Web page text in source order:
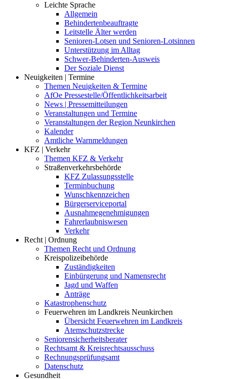
Leichte Sprache
Allgemein
Behindertenbeauftragte
Leitstelle Älter werden
Senioren-Lotsen und Senioren-Lotsinnen
Unterstützung im Alltag
Schwer-Behinderten-Ausweis
Der Soziale Dienst
Neuigkeiten | Termine
Themen Neuigkeiten & Termine
AfOe Pressestelle/Öffentlichkeitsarbeit
News | Pressemitteilungen
Veranstaltungen und Termine
Veranstaltungen der Region Neunkirchen
Kalender
Amtliche Warnmeldungen
KFZ | Verkehr
Themen KFZ & Verkehr
Straßenverkehrsbehörde
KFZ Zulassungsstelle
Terminbuchung
Wunschkennzeichen
Bürgerserviceportal
Ausnahmegenehmigungen
Fahrerlaubniswesen
Verkehr
Recht | Ordnung
Themen Recht und Ordnung
Kreispolizeibehörde
Zuständigkeiten
Einbürgerung und Namensrecht
Jagd und Waffen
Anträge
Katastrophenschutz
Feuerwehren im Landkreis Neunkirchen
Übersicht Feuerwehren im Landkreis
Atemschutzstrecke
Seniorensicherheitsberater
Rechtsamt & Kreisrechtsausschuss
Rechnungsprüfungsamt
Datenschutz
Gesundheit